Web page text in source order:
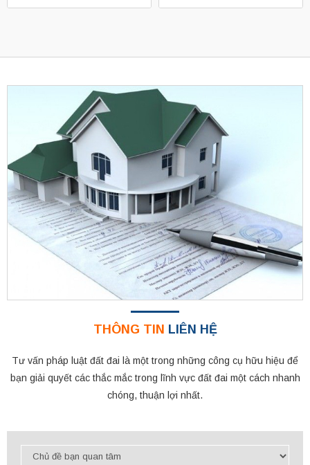
THÔNG TIN LIÊN HỆ
Tư vấn pháp luật đất đai là một trong những công cụ hữu hiệu để
bạn giải quyết các thắc mắc trong lĩnh vực đất đai một cách nhanh
chóng, thuận lợi nhất.